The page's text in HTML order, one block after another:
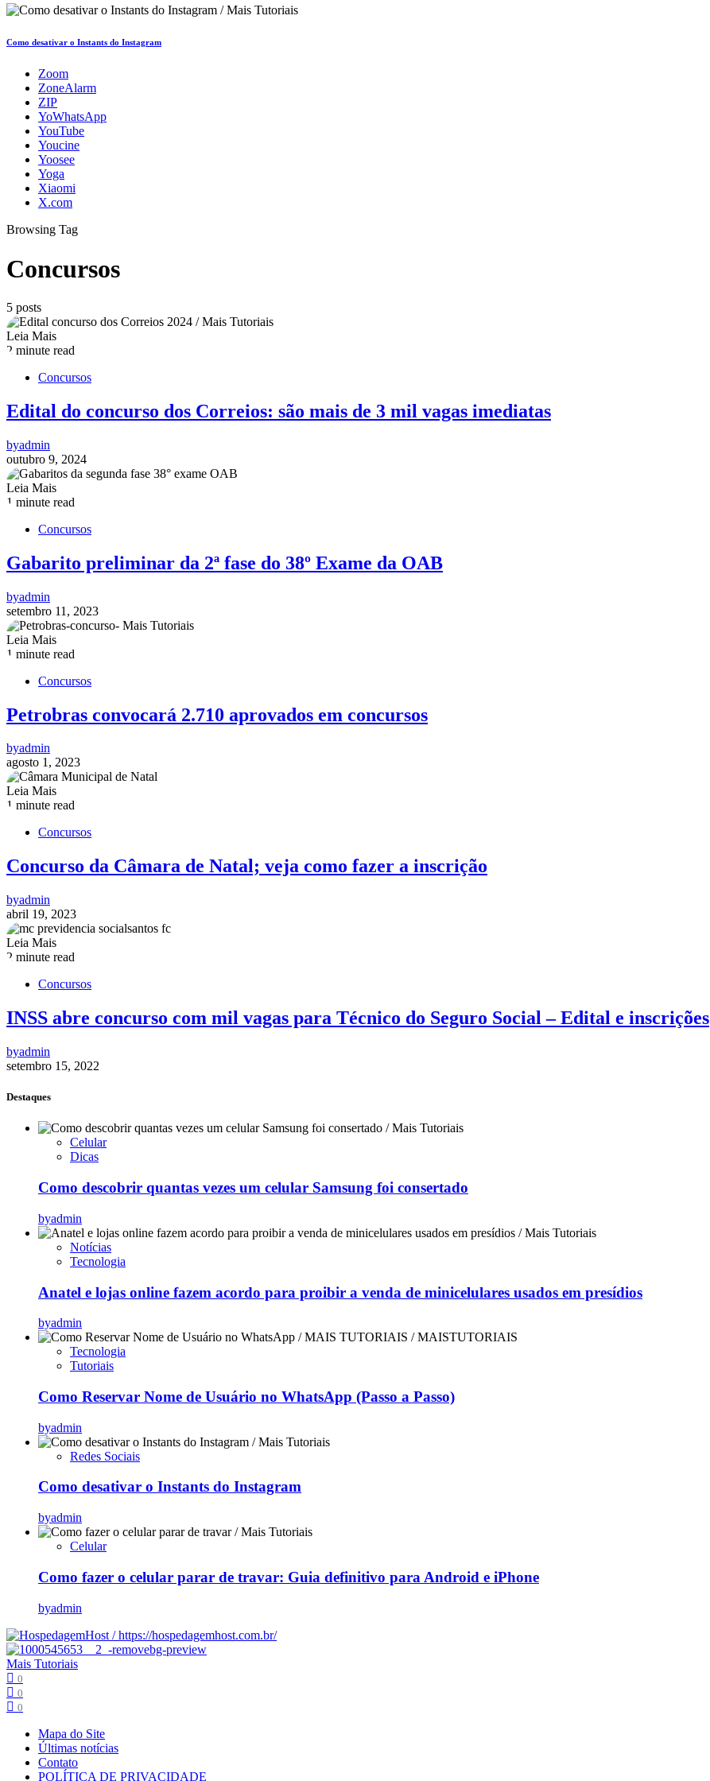
Como desativar o Instants do Instagram
Zoom
ZoneAlarm
ZIP
YoWhatsApp
YouTube
Youcine
Yoosee
Yoga
Xiaomi
X.com
Browsing Tag
Concursos
5 posts
Leia Mais
2 minute read
Concursos
Edital do concurso dos Correios: são mais de 3 mil vagas imediatas
byadmin
outubro 9, 2024
Leia Mais
1 minute read
Concursos
Gabarito preliminar da 2ª fase do 38º Exame da OAB
byadmin
setembro 11, 2023
Leia Mais
1 minute read
Concursos
Petrobras convocará 2.710 aprovados em concursos
byadmin
agosto 1, 2023
Leia Mais
1 minute read
Concursos
Concurso da Câmara de Natal; veja como fazer a inscrição
byadmin
abril 19, 2023
Leia Mais
2 minute read
Concursos
INSS abre concurso com mil vagas para Técnico do Seguro Social – Edital e inscrições
byadmin
setembro 15, 2022
Destaques
Celular
Dicas
Como descobrir quantas vezes um celular Samsung foi consertado
byadmin
Notícias
Tecnologia
Anatel e lojas online fazem acordo para proibir a venda de minicelulares usados em presídios
byadmin
Tecnologia
Tutoriais
Como Reservar Nome de Usuário no WhatsApp (Passo a Passo)
byadmin
Redes Sociais
Como desativar o Instants do Instagram
byadmin
Celular
Como fazer o celular parar de travar: Guia definitivo para Android e iPhone
byadmin
Mais Tutoriais
0
0
0
Mapa do Site
Últimas notícias
Contato
POLÍTICA DE PRIVACIDADE